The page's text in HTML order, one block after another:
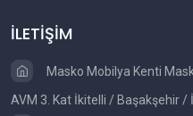
İLETİŞİM
Masko Mobilya Kenti
AVM 3. Kat İkitelli / Başakşehir /